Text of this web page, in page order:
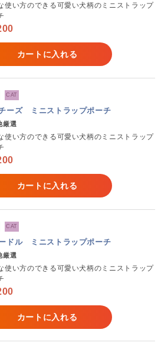
使い方のできる可愛い犬柄のミニストラップ
カートに入れる
CAT
ーズ ミニストラップポーチ
厳選
使い方のできる可愛い犬柄のミニストラップ
カートに入れる
CAT
ドル ミニストラップポーチ
厳選
使い方のできる可愛い犬柄のミニストラップ
カートに入れる